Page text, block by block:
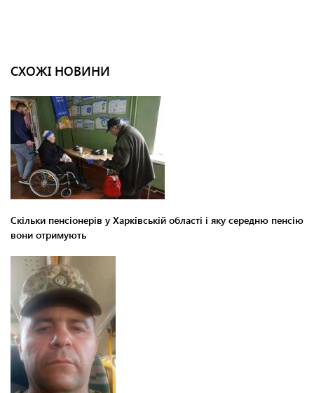
СХОЖІ НОВИНИ
Скільки пенсіонерів у Харківській області і яку середню пенсію
вони отримують